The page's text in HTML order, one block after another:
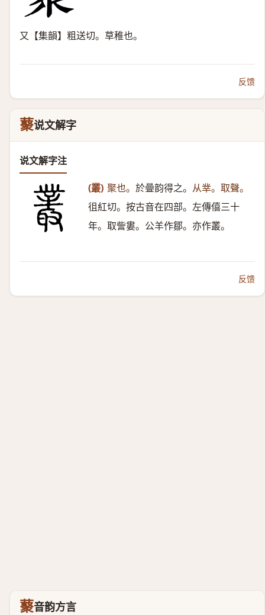
又【集韻】粗送切。草稚也。
反馈
藂说文解字
说文解字注
(叢) 聚也。 於曡韵得之。 从丵。取聲。
徂紅切。按古音在四部。左傳僖三十
年。取訾婁。公羊作鄒。亦作叢。
反馈
藂音韵方言